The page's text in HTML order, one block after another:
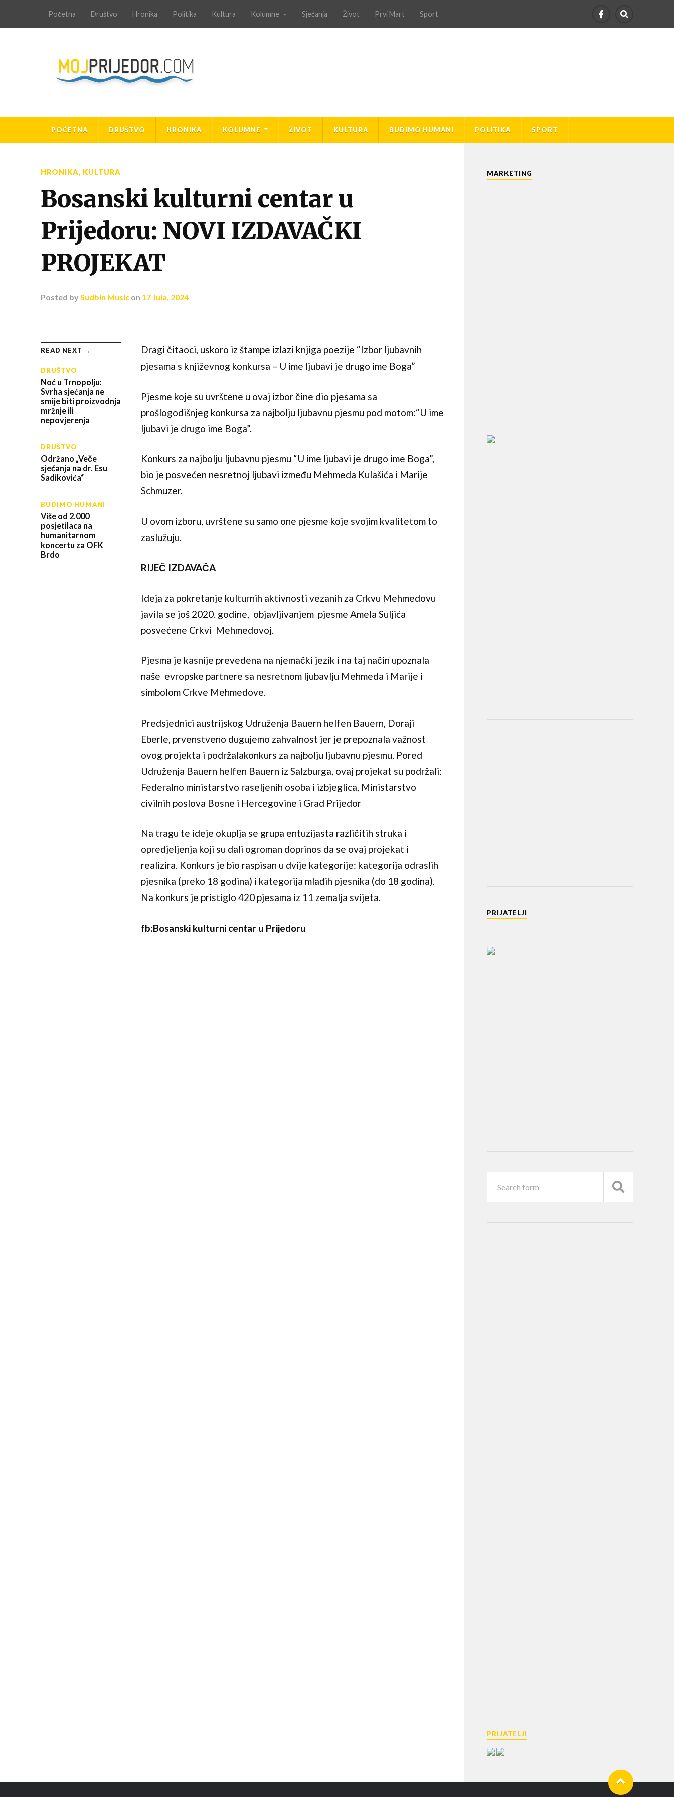
Početna Društvo Hronika Politika Kultura Kolumne Sjećanja Život Prvi Mart Sport
POČETNA DRUŠTVO HRONIKA KOLUMNE ŽIVOT KULTURA BUDIMO HUMANI POLITIKA SPORT
HRONIKA, KULTURA
Bosanski kulturni centar u
Prijedoru: NOVI IZDAVAČKI
PROJEKAT
Posted by Sudbin Music on 17 Jula, 2024
READ NEXT →
DRUŠTVO
Noć u Trnopolju:
Svrha sjećanja ne
smije biti proizvodnja
mržnje ili
nepovjerenja
DRUŠTVO
Održano „Veče
sjećanja na dr. Esu
Sadikovića“
BUDIMO HUMANI
Više od 2.000
posjetilaca na
humanitarnom
koncertu za OFK
Brdo
Dragi čitaoci, uskoro iz štampe izlazi knjiga poezije “Izbor ljubavnih
pjesama s književnog konkursa – U ime ljubavi je drugo ime Boga”
Pjesme koje su uvrštene u ovaj izbor čine dio pjesama sa
prošlogodišnjeg konkursa za najbolju ljubavnu pjesmu pod motom:“U ime
ljubavi je drugo ime Boga”.
Konkurs za najbolju ljubavnu pjesmu “U ime ljubavi je drugo ime Boga”,
bio je posvećen nesretnoj ljubavi između Mehmeda Kulašića i Marije
Schmuzer.
U ovom izboru, uvrštene su samo one pjesme koje svojim kvalitetom to
zaslužuju.
RIJEČ IZDAVAČA
Ideja za pokretanje kulturnih aktivnosti vezanih za Crkvu Mehmedovu
javila se još 2020. godine, objavljivanjem pjesme Amela Suljića
posvećene Crkvi Mehmedovoj.
Pjesma je kasnije prevedena na njemački jezik i na taj način upoznala
naše evropske partnere sa nesretnom ljubavlju Mehmeda i Marije i
simbolom Crkve Mehmedove.
Predsjednici austrijskog Udruženja Bauern helfen Bauern, Doraji
Eberle, prvenstveno dugujemo zahvalnost jer je prepoznala važnost
ovog projekta i podržalakonkurs za najbolju ljubavnu pjesmu. Pored
Udruženja Bauern helfen Bauern iz Salzburga, ovaj projekat su podržali:
Federalno ministarstvo raseljenih osoba i izbjeglica, Ministarstvo
civilnih poslova Bosne i Hercegovine i Grad Prijedor
Na tragu te ideje okuplja se grupa entuzijasta različitih struka i
opredjeljenja koji su dali ogroman doprinos da se ovaj projekat i
realizira. Konkurs je bio raspisan u dvije kategorije: kategorija odraslih
pjesnika (preko 18 godina) i kategorija mlađih pjesnika (do 18 godina).
Na konkurs je pristiglo 420 pjesama iz 11 zemalja svijeta.
fb:Bosanski kulturni centar u Prijedoru
MARKETING
PRIJATELJI
PRIJATELJI